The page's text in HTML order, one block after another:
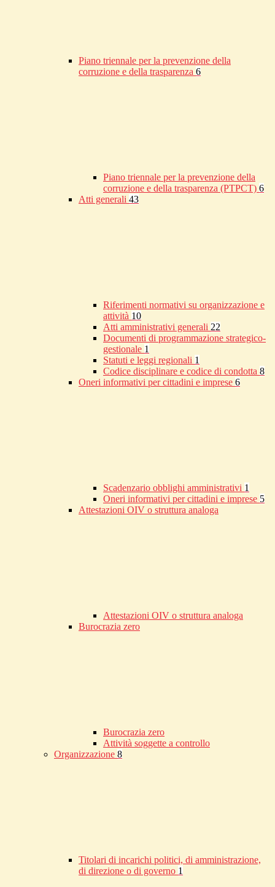
Piano triennale per la prevenzione della
corruzione e della trasparenza 6
Piano triennale per la prevenzione della
corruzione e della trasparenza (PTPCT) 6
Atti generali 43
Riferimenti normativi su organizzazione e
attività 10
Atti amministrativi generali 22
Documenti di programmazione strategico-
gestionale 1
Statuti e leggi regionali 1
Codice disciplinare e codice di condotta 8
Oneri informativi per cittadini e imprese 6
Scadenzario obblighi amministrativi 1
Oneri informativi per cittadini e imprese 5
Attestazioni OIV o struttura analoga
Attestazioni OIV o struttura analoga
Burocrazia zero
Burocrazia zero
Attività soggette a controllo
Organizzazione 8
Titolari di incarichi politici, di amministrazione,
di direzione o di governo 1